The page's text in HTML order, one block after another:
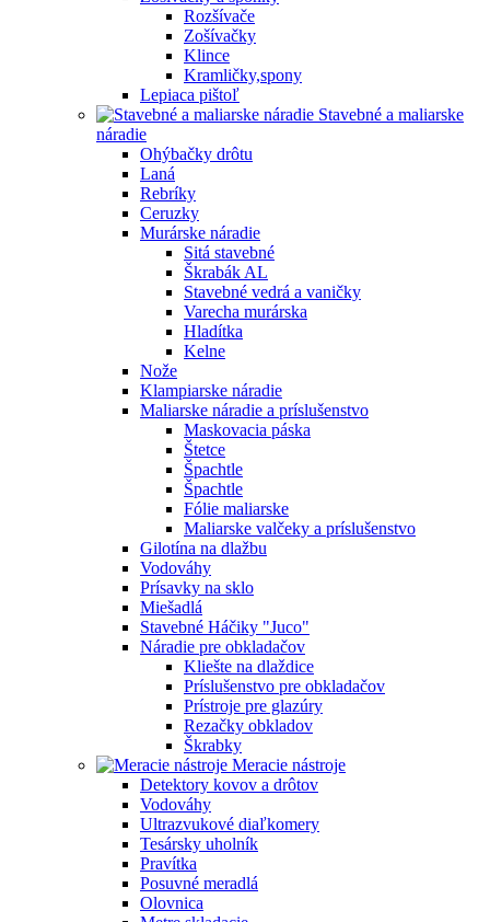
Rozšívače
Zošívačky
Klince
Kramličky,spony
Lepiaca pištoľ
Stavebné a maliarske
náradie
Ohýbačky drôtu
Laná
Rebríky
Ceruzky
Murárske náradie
Sitá stavebné
Škrabák AL
Stavebné vedrá a vaničky
Varecha murárska
Hladítka
Kelne
Nože
Klampiarske náradie
Maliarske náradie a príslušenstvo
Maskovacia páska
Štetce
Špachtle
Špachtle
Fólie maliarske
Maliarske valčeky a príslušenstvo
Gilotína na dlažbu
Vodováhy
Prísavky na sklo
Miešadlá
Stavebné Háčiky "Juco"
Náradie pre obkladačov
Kliešte na dlaždice
Príslušenstvo pre obkladačov
Prístroje pre glazúry
Rezačky obkladov
Škrabky
Meracie nástroje
Detektory kovov a drôtov
Vodováhy
Ultrazvukové diaľkomery
Tesársky uholník
Pravítka
Posuvné meradlá
Olovnica